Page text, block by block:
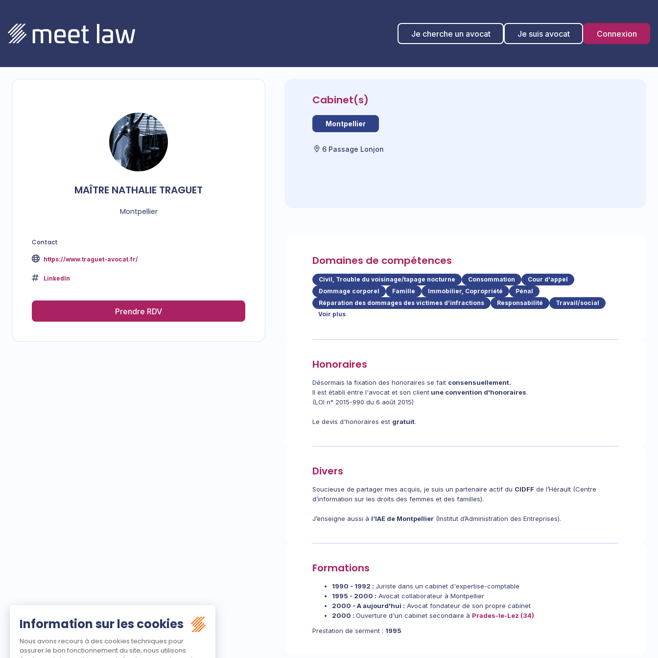
Je cherche un avocat Je suis avocat Connexion
MAÎTRE NATHALIE TRAGUET
Montpellier
Contact
https://www.traguet-avocat.fr/
LinkedIn
Prendre RDV
Cabinet(s)
Montpellier
6 Passage Lonjon
Domaines de compétences
Civil, Trouble du voisinage/tapage nocturne Consommation
Cour d'appel
Dommage corporel
Famille Immobilier, Copropriété
Pénal
Réparation des dommages des victimes d’infractions
Responsabilité
Travail/social
Voir plus
Honoraires
Désormais la fixation des honoraires se fait consensuellement.
Il est établi entre l'avocat et son client une convention d'honoraires.
(LOI n° 2015-990 du 6 août 2015)
Le devis d'honoraires est gratuit.
Divers
Soucieuse de partager mes acquis, je suis un partenaire actif du CIDFF de l’Hérault (Centre
d’information sur les droits des femmes et des familles).
J’enseigne aussi à l’IAE de Montpellier (Institut d’Administration des Entreprises).
Formations
1990 - 1992 : Juriste dans un cabinet d'expertise-comptable
1995 - 2000 : Avocat collaborateur à Montpellier
2000 - A aujourd'hui : Avocat fondateur de son propre cabinet
2000 : Ouverture d'un cabinet secondaire à Prades-le-Lez (34)
Prestation de serment : 1995